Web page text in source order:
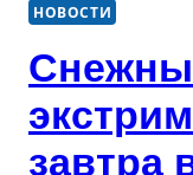
НОВОСТИ
завтра